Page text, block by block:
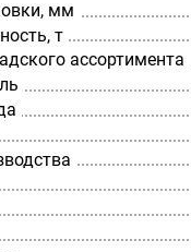
мм
т
ассортимента